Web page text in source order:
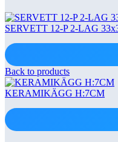
SERVETT 12-P 2-LAG
Back to products
KERAMIKÄGG H:7CM